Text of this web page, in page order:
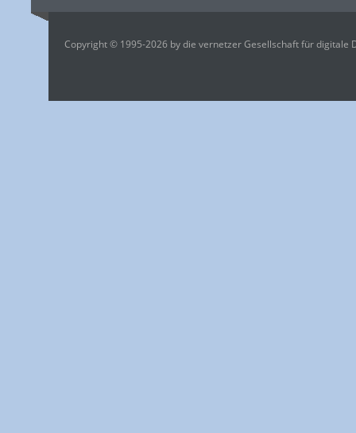
Copyright © 1995-2026 by die vernetzer Gesellschaft für digitale